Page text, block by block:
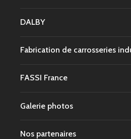
DALBY
Fabrication de carrosseries
FASSI France
Galerie photos
Nos partenaires